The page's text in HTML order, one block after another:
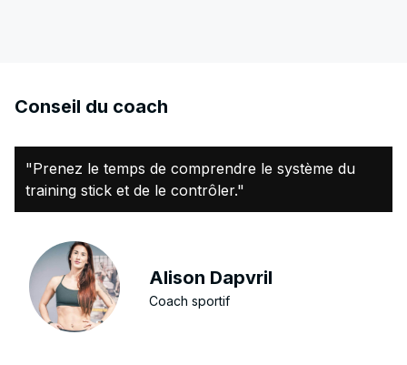
Conseil du coach
"Prenez le temps de comprendre le système du
training stick et de le contrôler."
Alison Dapvril
Coach sportif